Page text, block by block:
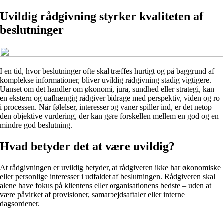
Uvildig rådgivning styrker kvaliteten af
beslutninger
I en tid, hvor beslutninger ofte skal træffes hurtigt og på baggrund af
komplekse informationer, bliver uvildig rådgivning stadig vigtigere.
Uanset om det handler om økonomi, jura, sundhed eller strategi, kan
en ekstern og uafhængig rådgiver bidrage med perspektiv, viden og ro
i processen. Når følelser, interesser og vaner spiller ind, er det netop
den objektive vurdering, der kan gøre forskellen mellem en god og en
mindre god beslutning.
Hvad betyder det at være uvildig?
At rådgivningen er uvildig betyder, at rådgiveren ikke har økonomiske
eller personlige interesser i udfaldet af beslutningen. Rådgiveren skal
alene have fokus på klientens eller organisationens bedste – uden at
være påvirket af provisioner, samarbejdsaftaler eller interne
dagsordener.